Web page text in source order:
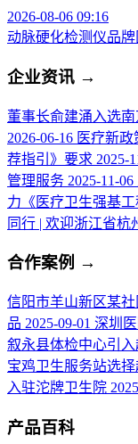
2026-08-06 09:16
动脉硬化检测仪品牌
企业资讯 →
董事长俞建涌入选
2026-06-16 医疗新
荐指引》要求 2025-
管理服务 2025-11-06
力《医疗卫生强基工
同行 | 欢迎浙江省
合作案例 →
信阳市羊山新区某
品 2025-09-01 深圳
叙永县体检中心引
宝鸡卫生服务站选
入驻沱牌卫生院
产品百科